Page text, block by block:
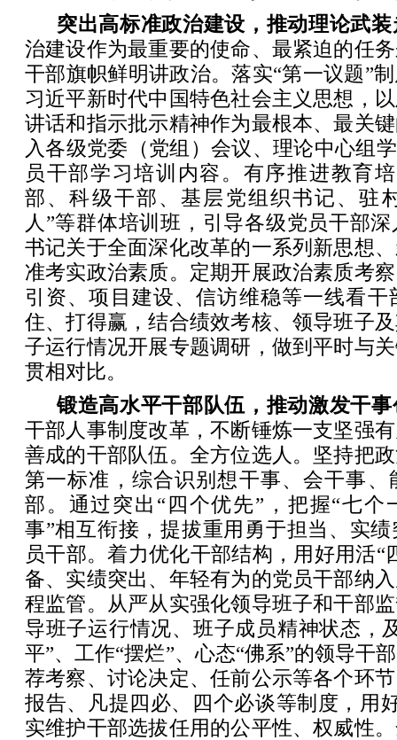
突出高标准政治建设，推动理论武
治建设作为最重要的使命、最紧迫的任
干部旗帜鲜明讲政治。落实“第一议题”
习近平新时代中国特色社会主义思想，
讲话和指示批示精神作为最根本、最关
入各级党委（党组）会议、理论中心组
员干部学习培训内容。有序推进教育
部、科级干部、基层党组织书记、驻
人”等群体培训班，引导各级党员干部
书记关于全面深化改革的一系列新思想
准考实政治素质。定期开展政治素质考
引资、项目建设、信访维稳等一线看
住、打得赢，结合绩效考核、领导班子
子运行情况开展专题调研，做到平时与
贯相对比。
锻造高水平干部队伍，推动激发干
干部人事制度改革，不断锤炼一支坚强
善成的干部队伍。全方位选人。坚持把
第一标准，综合识别想干事、会干事、
部。通过突出“四个优先”，把握“七个
事”相互衔接，提拔重用勇于担当、实
员干部。着力优化干部结构，用好用活“
备、实绩突出、年轻有为的党员干部纳
程监管。从严从实强化领导班子和干部
导班子运行情况、班子成员精神状态，
平”、工作“摆烂”、心态“佛系”的领导干
荐考察、讨论决定、任前公示等各个环
报告、凡提四必、四个必谈等制度，用
实维护干部选拔任用的公平性、权威性